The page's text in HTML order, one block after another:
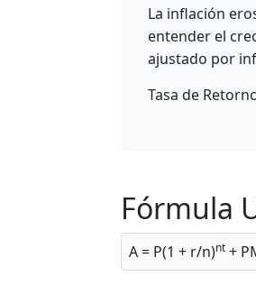
La inflación
entender el
ajustado por
Tasa de
Fórmula
A = P(1 + r/n)nt +